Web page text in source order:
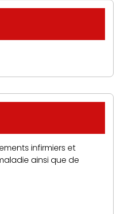
infirmiers et
ainsi que de